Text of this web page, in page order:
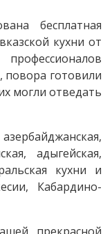
бесплатная
кухни от
повора готовили
могли отведать
адыгейская,
кухни и
Кабардино-